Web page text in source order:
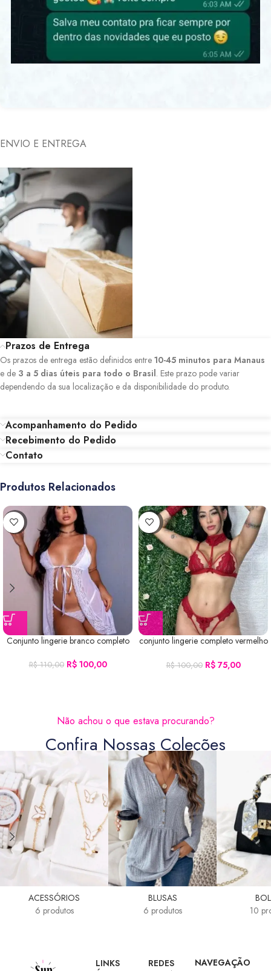
ENVIO E ENTREGA
Prazos de Entrega
Os prazos de entrega estão definidos entre 10-45 minutos para Manaus
e de 3 a 5 dias úteis para todo o Brasil. Este prazo pode variar
dependendo da sua localização e da disponibilidade do produto.
Acompanhamento do Pedido
Recebimento do Pedido
Contato
Produtos Relacionados
-9%
Conjunto lingerie branco completo
R$110,00 R$100,00
-25%
conjunto lingerie completo vermelho
R$100,00 R$75,00
Não achou o que estava procurando?
Confira Nossas Coleções
ACESSÓRIOS
6 produtos
BLUSAS
6 produtos
10
LINKS
REDES
NAVEGAÇÃO